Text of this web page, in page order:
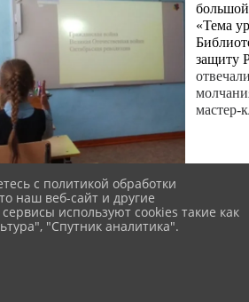
«Тема
защиту
мастер-
с политикой обработки
наш веб-сайт и другие
используют cookies такие как
"Спутник аналитика".